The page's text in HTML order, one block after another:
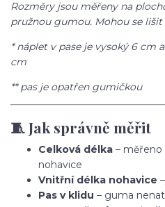
Rozměry jsou měřeny na
pružnou gumou. Mohou se lišit
* náplet v pase je vysoký 6 cm
cm
** pas je opatřen gumičkou
🧵 Jak správně měřit
Celková délka – měřeno
nohavice
Vnitřní délka nohavice
Pas v klidu – guma